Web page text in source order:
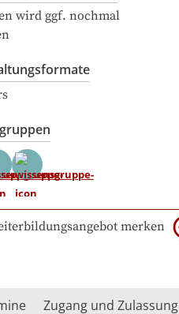
wird ggf. nochmal
merken
Zugang und Zulassung